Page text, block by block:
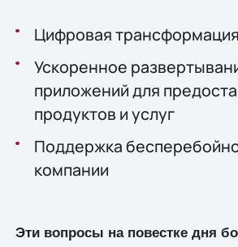
Цифровая
Ускоренное
приложений для
продуктов и услуг
Поддержка
компании
Эти вопросы на повестке дня